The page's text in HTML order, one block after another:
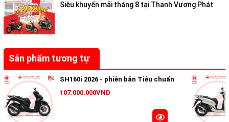
2026 những trang bị "đáng đồng tiền bát gạo":
Mặt đồng hồ Digital mới:
nhiên liệu.
Cổng sạc Type-C:Một nâng cấp nhỏ nhưng cực kỳ hữu ích,
giúp bạn sạc điện thoại nhanh chóng mà không cần đầu
chuyển đổi rườm rà.
Khóa thông minh SmartKey:
(Trên các phiên bản cao cấp)
Siêu khuyến mãi tháng 8 tại Thanh Vương Phát
Sản phẩm tương tự
SH160i 2026 - phiên bản Tiêu chuẩn
107.000.000VND